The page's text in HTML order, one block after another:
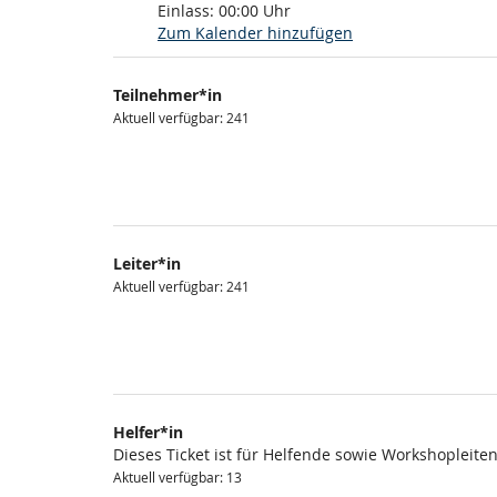
Einlass: 00:00 Uhr
Zum Kalender hinzufügen
Produkte
Unkategorisierte
Teilnehmer*in
Aktuell verfügbar: 241
Leiter*in
Aktuell verfügbar: 241
Helfer*in
Dieses Ticket ist für Helfende sowie
Aktuell verfügbar: 13